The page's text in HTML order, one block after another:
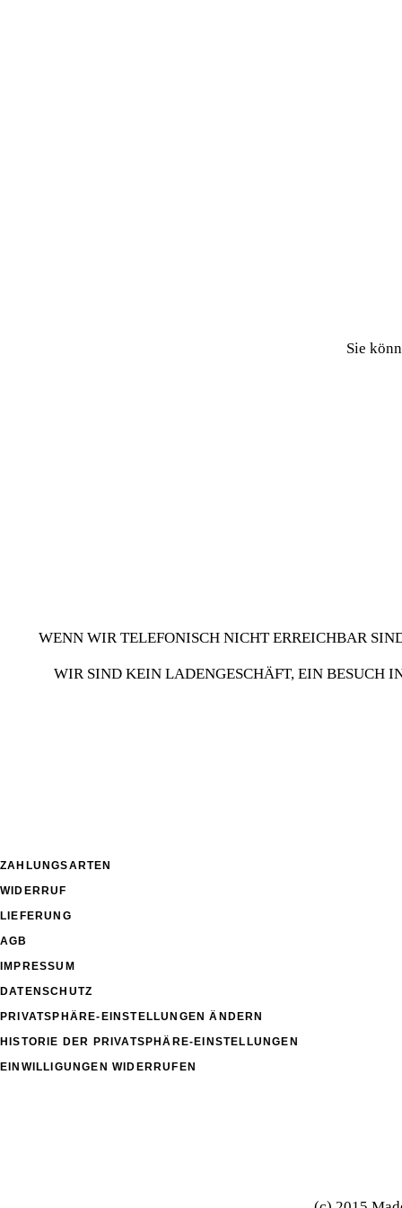
Sie
WENN WIR TELEFONISCH NICHT ERREICHBAR
WIR SIND KEIN LADENGESCHÄFT, EIN BESUCH
ZAHLUNGSARTEN
WIDERRUF
LIEFERUNG
AGB
IMPRESSUM
DATENSCHUTZ
PRIVATSPHÄRE-EINSTELLUNGEN ÄNDERN
HISTORIE DER PRIVATSPHÄRE-EINSTELLUNGEN
EINWILLIGUNGEN WIDERRUFEN